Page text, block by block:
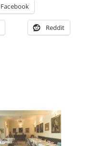
Facebook
Reddit